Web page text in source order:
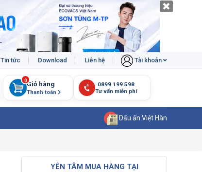
Tin tức Download Liên hệ Tài khoản
Giỏ hàng
Thanh toán
0
Dấu ấn Việt Hàn
YÊN TÂM MUA HÀNG TẠI